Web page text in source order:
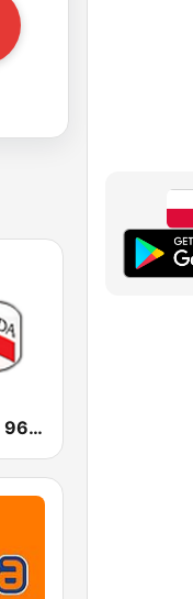
Radio Parada 96.0 FM